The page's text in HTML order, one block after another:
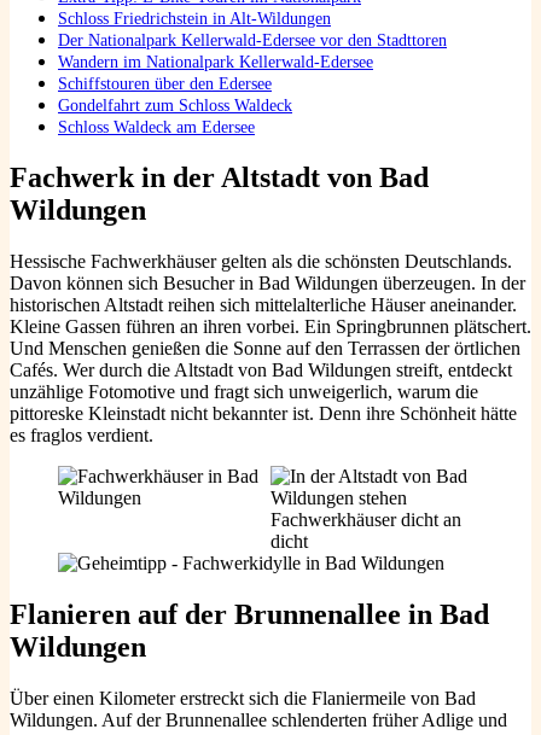
Schloss Friedrichstein in Alt-Wildungen
Der Nationalpark Kellerwald-Edersee vor den Stadttoren
Wandern im Nationalpark Kellerwald-Edersee
Schiffstouren über den Edersee
Gondelfahrt zum Schloss Waldeck
Schloss Waldeck am Edersee
Fachwerk in der Altstadt von Bad
Wildungen
Hessische Fachwerkhäuser gelten als die schönsten Deutschlands.
Davon können sich Besucher in Bad Wildungen überzeugen. In der
historischen Altstadt reihen sich mittelalterliche Häuser aneinander.
Kleine Gassen führen an ihren vorbei. Ein Springbrunnen plätschert.
Und Menschen genießen die Sonne auf den Terrassen der örtlichen
Cafés. Wer durch die Altstadt von Bad Wildungen streift, entdeckt
unzählige Fotomotive und fragt sich unweigerlich, warum die
pittoreske Kleinstadt nicht bekannter ist. Denn ihre Schönheit hätte
es fraglos verdient.
Flanieren auf der Brunnenallee in Bad
Wildungen
Über einen Kilometer erstreckt sich die Flaniermeile von Bad
Wildungen. Auf der Brunnenallee schlenderten früher Adlige und